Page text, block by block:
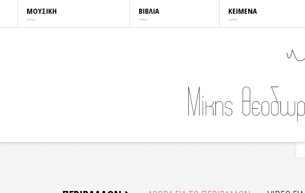
ΜΟΥΣΙΚΗ ΒΙΒΛΙΑ ΚΕΙΜΕΝΑ